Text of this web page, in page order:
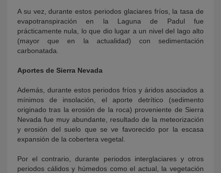
A su vez, durante estos periodos glaciares fríos, la tasa de
evapotranspiración en la Laguna de Padul fue
prácticamente nula, lo que dio lugar a un nivel del lago alto
(mayor que en la actualidad) con sedimentación
carbonatada.
Aportes de Sierra Nevada
Además, durante estos periodos fríos y áridos asociados a
mínimos de insolación, el aporte detrítico (sedimento
originado tras la erosión de la roca) proveniente de Sierra
Nevada fue muy abundante, resultado de la meteorización
y erosión del suelo que se ve favorecido por la escasa
expansión de la cobertera vegetal.
Por el contrario, durante periodos interglaciares y otros
periodos cálidos y húmedos como el actual, la vegetación